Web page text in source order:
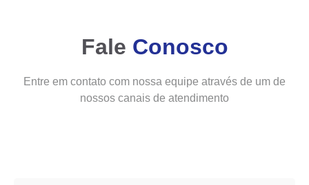
Fale Conosco
Entre em contato com nossa equipe através de um de
nossos canais de atendimento